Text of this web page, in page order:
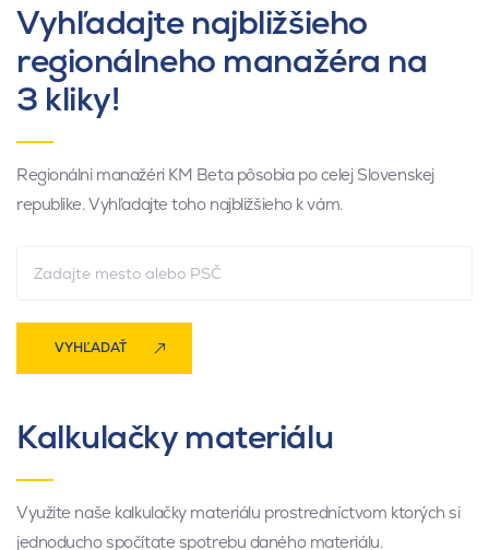
Vyhľadajte najbližšieho
regionálneho manažéra na
3 kliky!
Regionálni manažéri KM Beta pôsobia po celej Slovenskej
republike. Vyhľadajte toho najbližšieho k vám.
VYHĽADAŤ
Kalkulačky materiálu
Využite naše kalkulačky materiálu prostredníctvom ktorých si
jednoducho spočítate spotrebu daného materiálu.